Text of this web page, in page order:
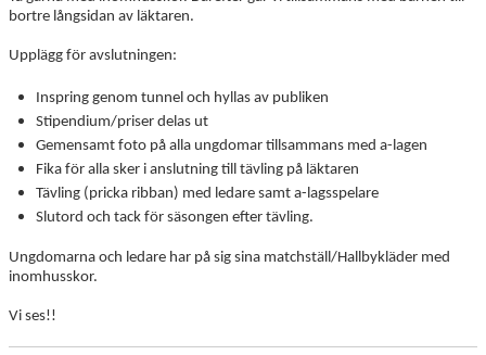
bortre långsidan av läktaren.
Upplägg för avslutningen:
Inspring genom tunnel och hyllas av publiken
Stipendium/priser delas ut
Gemensamt foto på alla ungdomar tillsammans med a-lagen
Fika för alla sker i anslutning till tävling på läktaren
Tävling (pricka ribban) med ledare samt a-lagsspelare
Slutord och tack för säsongen efter tävling.
Ungdomarna och ledare har på sig sina matchställ/Hallbykläder med
inomhusskor.
Vi ses!!